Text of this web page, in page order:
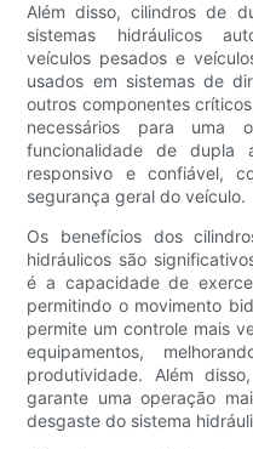
Além disso, cilindros de
sistemas hidráulicos
veículos pesados ​​e
usados ​​em sistemas de
outros componentes
necessários para uma
funcionalidade de dupla
responsivo e confiável,
segurança geral do veículo.
Os benefícios dos
hidráulicos são
é a capacidade de
permitindo o movimento
permite um controle mais
equipamentos,
produtividade. Além
garante uma operação
desgaste do sistema